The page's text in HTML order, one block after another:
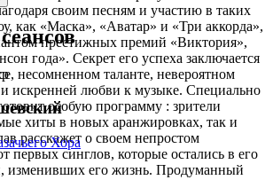
своим песням и участию в таких
как «Маска», «Аватар» и «Три аккорда»,
престижных премий «Виктория»,
года». Секрет его успеха заключается
несомненном таланте, невероятном
искренней любви к музыке. Специально
особую программу : зрители
хиты в новых аранжировках, так и
расскажет о своем непростом
первых синглов, которые остались в его
изменивших его жизнь. Продуманный
Хора